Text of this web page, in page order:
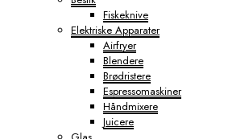
Fiskeknive
Elektriske Apparater
Airfryer
Blendere
Brødristere
Espressomaskiner
Håndmixere
Juicere